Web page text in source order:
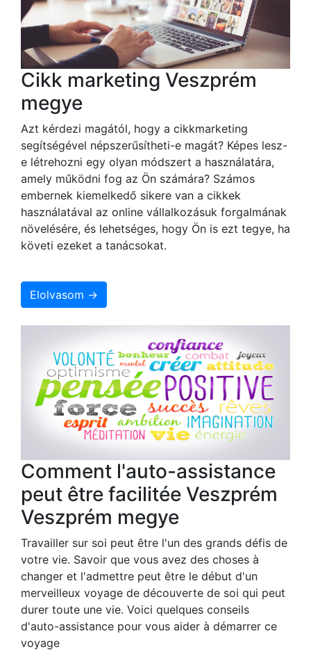
Cikk marketing Veszprém
megye
Azt kérdezi magától, hogy a cikkmarketing
segítségével népszerűsítheti-e magát? Képes lesz-
e létrehozni egy olyan módszert a használatára,
amely működni fog az Ön számára? Számos
embernek kiemelkedő sikere van a cikkek
használatával az online vállalkozásuk forgalmának
növelésére, és lehetséges, hogy Ön is ezt tegye, ha
követi ezeket a tanácsokat.
Elolvasom →
Comment l'auto-assistance
peut être facilitée Veszprém
Veszprém megye
Travailler sur soi peut être l'un des grands défis de
votre vie. Savoir que vous avez des choses à
changer et l'admettre peut être le début d'un
merveilleux voyage de découverte de soi qui peut
durer toute une vie. Voici quelques conseils
d'auto-assistance pour vous aider à démarrer ce
voyage